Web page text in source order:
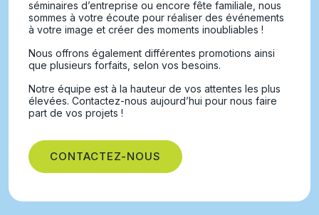
séminaires d’entreprise ou encore fête familiale, nous
sommes à votre écoute pour réaliser des événements
à votre image et créer des moments inoubliables !
Nous offrons également différentes promotions ainsi
que plusieurs forfaits, selon vos besoins.
Notre équipe est à la hauteur de vos attentes les plus
élevées. Contactez-nous aujourd’hui pour nous faire
part de vos projets !
CONTACTEZ-NOUS